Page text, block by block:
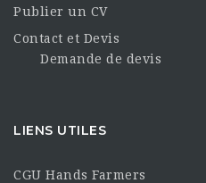
Publier un CV
Contact et Devis
Demande de devis
LIENS UTILES
CGU Hands Farmers